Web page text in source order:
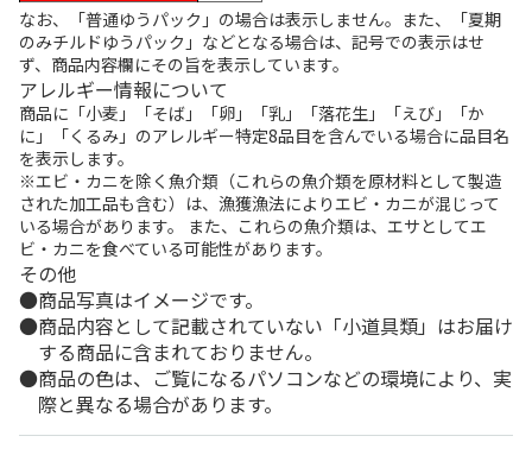
なお、「普通ゆうパック」の場合は表示しません。また、「夏期
のみチルドゆうパック」などとなる場合は、記号での表示はせ
ず、商品内容欄にその旨を表示しています。
アレルギー情報について
商品に「小麦」「そば」「卵」「乳」「落花生」「えび」「か
に」「くるみ」のアレルギー特定8品目を含んでいる場合に品目名
を表示します。
※エビ・カニを除く魚介類（これらの魚介類を原材料として製造
された加工品も含む）は、漁獲漁法によりエビ・カニが混じって
いる場合があります。 また、これらの魚介類は、エサとしてエ
ビ・カニを食べている可能性があります。
その他
商品写真はイメージです。
商品内容として記載されていない「小道具類」はお届け
する商品に含まれておりません。
商品の色は、ご覧になるパソコンなどの環境により、実
際と異なる場合があります。